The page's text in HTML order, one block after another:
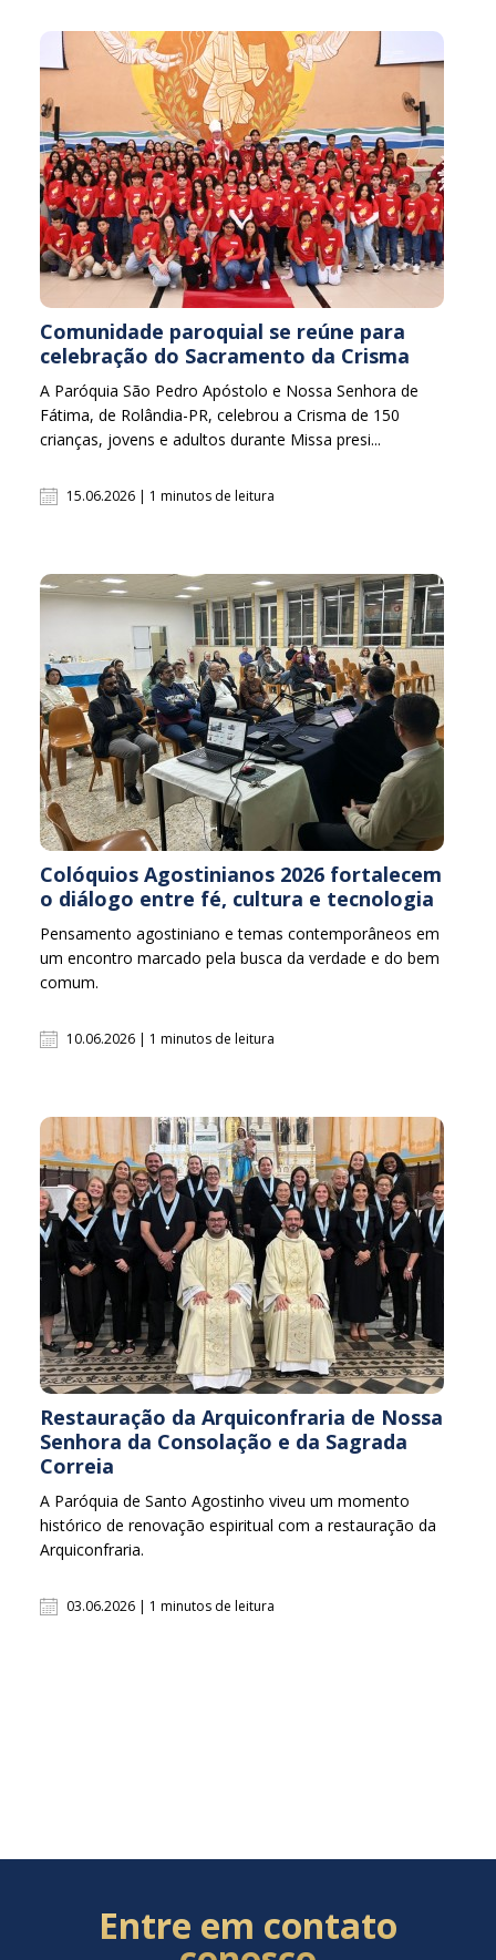
Comunidade paroquial se reúne para
celebração do Sacramento da Crisma
A Paróquia São Pedro Apóstolo e Nossa Senhora de
Fátima, de Rolândia-PR, celebrou a Crisma de 150
crianças, jovens e adultos durante Missa presi...
15.06.2026 | 1 minutos de leitura
Colóquios Agostinianos 2026 fortalecem
o diálogo entre fé, cultura e tecnologia
Pensamento agostiniano e temas contemporâneos em
um encontro marcado pela busca da verdade e do bem
comum.
10.06.2026 | 1 minutos de leitura
Restauração da Arquiconfraria de Nossa
Senhora da Consolação e da Sagrada
Correia
A Paróquia de Santo Agostinho viveu um momento
histórico de renovação espiritual com a restauração da
Arquiconfraria.
03.06.2026 | 1 minutos de leitura
Entre em contato